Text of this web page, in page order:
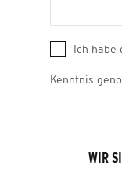
Ich habe
Kenntnis
WIR